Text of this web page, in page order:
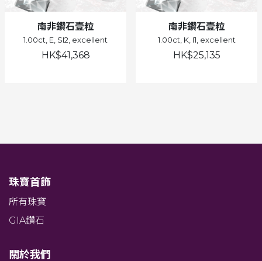
南非鑽石壹粒
1.00ct, E, SI2, excellent
HK$41,368
南非鑽石壹粒
1.00ct, K, I1, excellent
HK$25,135
珠寶首飾
所有珠寶
GIA鑽石
關於我們